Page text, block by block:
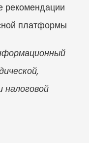
рекомендации
платформы
налоговой